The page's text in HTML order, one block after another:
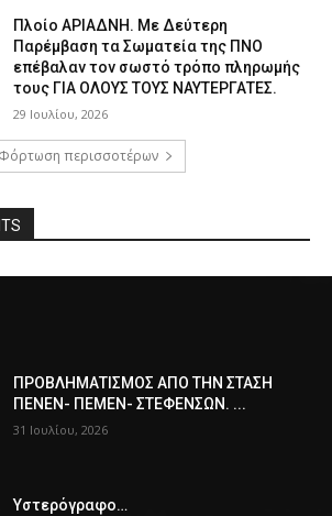
Πλοίο ΑΡΙΑΔΝΗ. Με Δεύτερη
Παρέμβαση τα Σωματεία της ΠΝΟ
επέβαλαν τον σωστό τρόπο πληρωμής
τους ΓΙΑ ΟΛΟΥΣ ΤΟΥΣ ΝΑΥΤΕΡΓΑΤΕΣ.
29 Ιουλίου, 2026
Φόρτωση περισσοτέρων
ΠPOΒΛΗΜΑΤΙΣΜΟΣ ΑΠΟ ΤΗΝ ΣΤΑΣΗ
ΠΕΝΕΝ- ΠΕΜΕΝ- ΣΤΕΦΕΝΣΩΝ. ...
31 Ιουλίου, 2026
Υστερόγραφο…